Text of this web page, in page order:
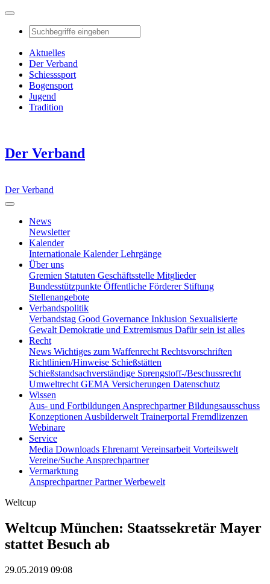
Aktuelles
Der Verband
Schiesssport
Bogensport
Jugend
Tradition
Der Verband
Der Verband
News
Newsletter
Kalender
Internationale KalenderLehrgänge
Über uns
Gremien Statuten Geschäftsstelle Mitglieder
Bundesstützpunkte Öffentliche Förderer Stiftung
Stellenangebote
Verbandspolitik
Verbandstag Good Governance Inklusion Sexualisierte
Gewalt Demokratie und Extremismus Dafür sein ist alles
Recht
News Wichtiges zum Waffenrecht Rechtsvorschriften
Richtlinien/Hinweise Schießstätten
Schießstandsachverständige Sprengstoff-/Beschussrecht
Umweltrecht GEMA Versicherungen Datenschutz
Wissen
Aus- und Fortbildungen AnsprechpartnerBildungsausschuss
Konzeptionen Ausbilderwelt Trainerportal Fremdlizenzen
Webinare
Service
Media Downloads Ehrenamt Vereinsarbeit Vorteilswelt
Vereine/Suche Ansprechpartner
Vermarktung
AnsprechpartnerPartnerWerbewelt
Weltcup
Weltcup München: Staatssekretär Mayer
stattet Besuch ab
29.05.2019 09:08